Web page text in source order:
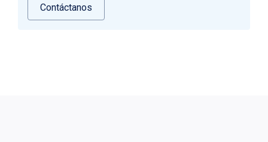
Contáctanos